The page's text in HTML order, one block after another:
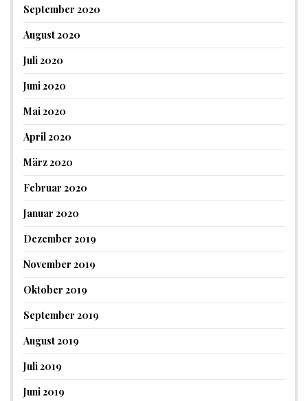
September 2020
August 2020
Juli 2020
Juni 2020
Mai 2020
April 2020
März 2020
Februar 2020
Januar 2020
Dezember 2019
November 2019
Oktober 2019
September 2019
August 2019
Juli 2019
Juni 2019